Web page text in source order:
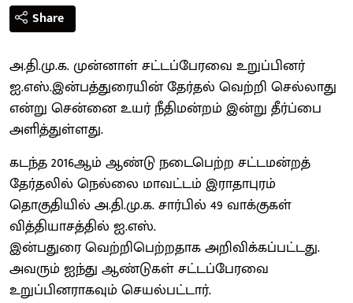
Share
அ.தி.மு.க. முன்னாள் சட்டப்பேரவை உறுப்பினர்
ஐ.எஸ்.இன்பத்துரையின் தேர்தல் வெற்றி செல்லாது
என்று சென்னை உயர் நீதிமன்றம் இன்று தீர்ப்பை
அளித்துள்ளது.
கடந்த 2016ஆம் ஆண்டு நடைபெற்ற சட்டமன்றத்
தேர்தலில் நெல்லை மாவட்டம் இராதாபுரம்
தொகுதியில் அ.தி.மு.க. சார்பில் 49 வாக்குகள்
வித்தியாசத்தில் ஐ.எஸ்.
இன்பதுரை வெற்றிபெற்றதாக அறிவிக்கப்பட்டது.
அவரும் ஐந்து ஆண்டுகள் சட்டப்பேரவை
உறுப்பினராகவும் செயல்பட்டார்.